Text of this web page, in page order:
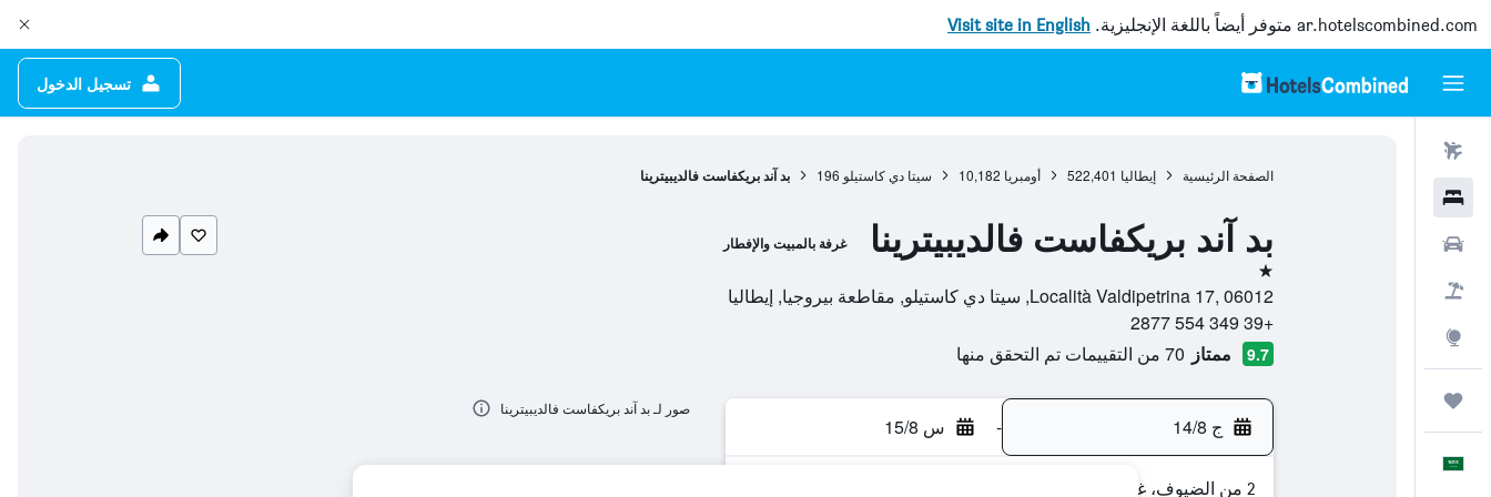
ar.hotelscombined.com متوفر أيضاً باللغة الإنجليزية. Visit site in English
تسجيل الدخول
الصفحة الرئيسية إيطاليا 522,401 أومبريا 10,182 سيتا دي كاستيلو 196 بد آند بريكفاست فالديبيترينا
بد آند بريكفاست فالديبيترينا غرفة بالمبيت والإفطار
نجمة واحدة
Località Valdipetrina 17, 06012, سيتا دي كاستيلو, مقاطعة بيروجيا, إيطاليا
+39 349 554 2877
9.7 ممتاز 70 من التقييمات تم التحقق منها
ج 14/8 - س 15/8
2 من الضيوف، غرفة واحدة
صور لـ بد آند بريكفاست فالديبيترينا